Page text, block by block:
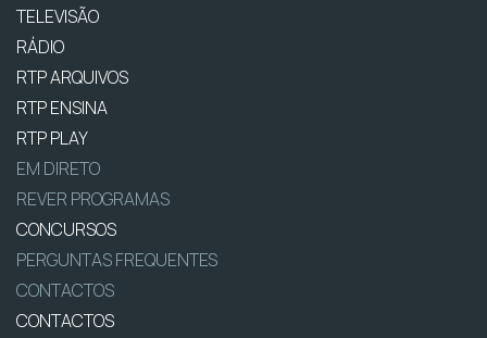
TELEVISÃO
RÁDIO
RTP ARQUIVOS
RTP ENSINA
RTP PLAY
EM DIRETO
REVER PROGRAMAS
CONCURSOS
PERGUNTAS FREQUENTES
CONTACTOS
CONTACTOS